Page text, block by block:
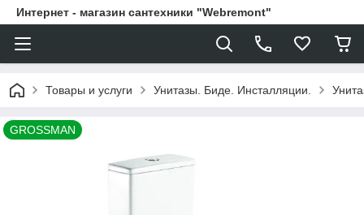
Интернет - магазин сантехники "Webremont"
Товары и услуги Унитазы. Биде. Инсталляции.
GROSSMAN